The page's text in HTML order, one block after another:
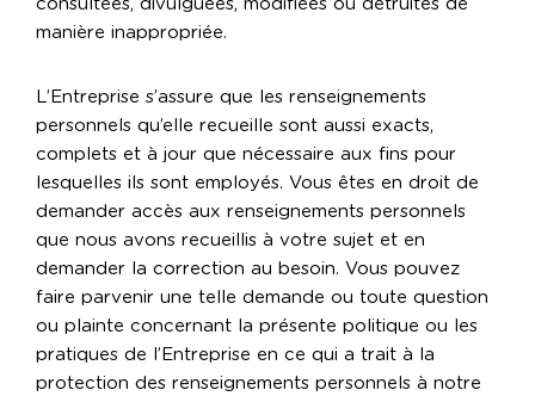
consultées, divulguées, modifiées ou détruites de
manière inappropriée.
L’Entreprise s’assure que les renseignements
personnels qu’elle recueille sont aussi exacts,
complets et à jour que nécessaire aux fins pour
lesquelles ils sont employés. Vous êtes en droit de
demander accès aux renseignements personnels
que nous avons recueillis à votre sujet et en
demander la correction au besoin. Vous pouvez
faire parvenir une telle demande ou toute question
ou plainte concernant la présente politique ou les
pratiques de l’Entreprise en ce qui a trait à la
protection des renseignements personnels à notre